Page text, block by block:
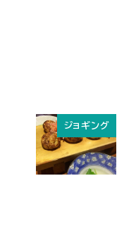
ジョギング